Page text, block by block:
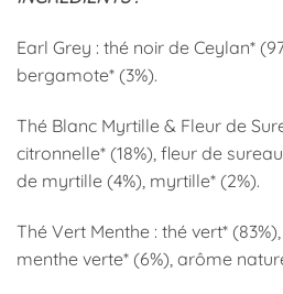
Earl Grey : thé noir de Ceylan*
bergamote* (3%).
Thé Blanc Myrtille & Fleur de
citronnelle* (18%), fleur de
de myrtille (4%), myrtille* (2%).
Thé Vert Menthe : thé vert*
menthe verte* (6%), arôme